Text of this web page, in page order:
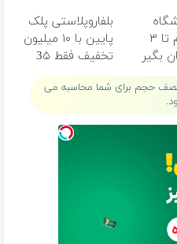
هستی؟ وام تا ۳
بگیر
بلفاروپلاستی پلک
پایین با ۱۰ میلیون
تخفیف فقط 3۵
میلیون 👀
و نصف حجم برای شما محاسبه می